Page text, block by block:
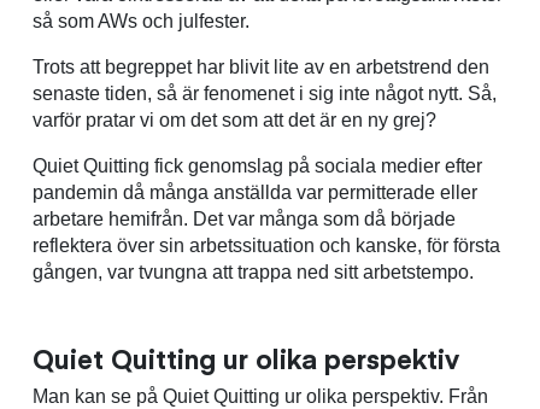
så som AWs och julfester.
Trots att begreppet har blivit lite av en arbetstrend den
senaste tiden, så är fenomenet i sig inte något nytt. Så,
varför pratar vi om det som att det är en ny grej?
Quiet Quitting fick genomslag på sociala medier efter
pandemin då många anställda var permitterade eller
arbetare hemifrån. Det var många som då började
reflektera över sin arbetssituation och kanske, för första
gången, var tvungna att trappa ned sitt arbetstempo.
Quiet Quitting ur olika perspektiv
Man kan se på Quiet Quitting ur olika perspektiv. Från